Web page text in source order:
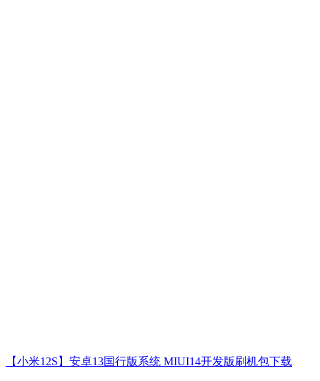
【小米12S】安卓13国行版系统 MIUI14开发版刷机包下载